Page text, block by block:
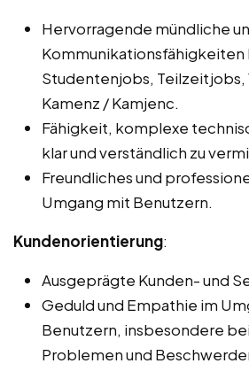
Hervorragende mündliche
Kommunikationsfähigkeiten
Studentenjobs, Teilzeitjobs,
Kamenz / Kamjenc.
Fähigkeit, komplexe
klar und verständlich zu
Freundliches und
Umgang mit Benutzern.
Kundenorientierung:
Ausgeprägte Kunden- und
Geduld und Empathie im
Benutzern, insbesondere
Problemen und